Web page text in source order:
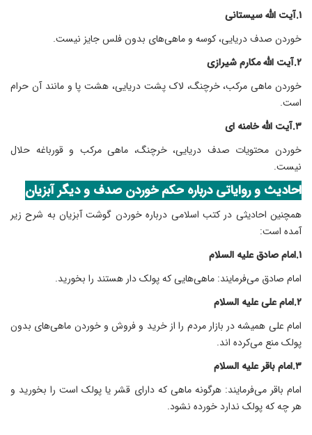
۱.آیت الله سیستانی
خوردن صدف دریایی، کوسه و ماهی‌های بدون فلس جایز نیست.
۲.آیت الله مکارم شیرازی
خوردن ماهی مرکب، خرچنگ، لاک پشت دریایی، هشت پا و مانند آن حرام
است.
۳.آیت الله خامنه ای
خوردن محتویات صدف دریایی، خرچنگ، ماهی مرکب و قورباغه حلال
نیست.
احادیث و روایاتی درباره حکم خوردن صدف و دیگر آبزیان
همچنین احادیثی در کتب اسلامی درباره خوردن گوشت آبزیان به شرح زیر
آمده است:
۱.امام صادق علیه السلام
امام صادق می‌فرمایند: ماهی‌هایی که پولک دار هستند را بخورید.
۲.امام علی علیه السلام
امام علی همیشه در بازار مردم را از خرید و فروش و خوردن ماهی‌های بدون
پولک منع می‌کرده اند.
۳.امام باقر علیه السلام
امام باقر می‌فرمایند: هرگونه ماهی که دارای قشر یا پولک است را بخورید و
هر چه که پولک ندارد خورده نشود.